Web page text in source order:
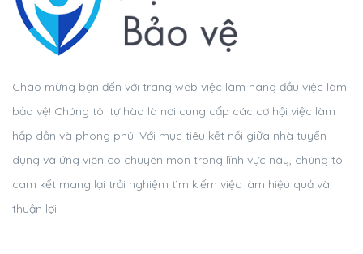
Chào mừng bạn đến với trang web việc làm hàng đầu việc làm
bảo vệ! Chúng tôi tự hào là nơi cung cấp các cơ hội việc làm
hấp dẫn và phong phú. Với mục tiêu kết nối giữa nhà tuyển
dụng và ứng viên có chuyên môn trong lĩnh vực này, chúng tôi
cam kết mang lại trải nghiệm tìm kiếm việc làm hiệu quả và
thuận lợi.